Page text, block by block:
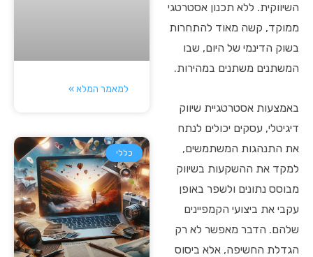
השיווקית. ללא תכנון אסטרטגי
ממוקד, קשה מאוד להתחרות
בשוק הדינמי של היום, שבו
המשתנים משתנים במהירות.
באמצעות אסטרטגיית שיווק
דיגיטלי, עסקים יכולים לנתח
את התנהגות המשתמשים,
למקד את ההשקעות בשיווק
מבוסס נתונים ולשפר באופן
עקבי את ביצועי הקמפיינים
שלהם. הדבר מאפשר לא רק
הגדלת החשיפה, אלא ביסוס
למאמר המלא »
כללי